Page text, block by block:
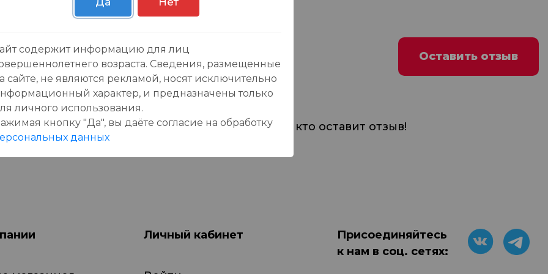
Оставить отзыв
товара еще нет отзывов, будьте первым, кто оставит отзыв!
Личный кабинет
Присоединяйтесь
к нам в соц. сетях:
содержит информацию для лиц
возраста. Сведения, размещенные
сайте, не являются рекламой, носят исключительно
характер, и предназначены только
личного использования.
кнопку "Да", вы даёте cогласие на обработку
данных